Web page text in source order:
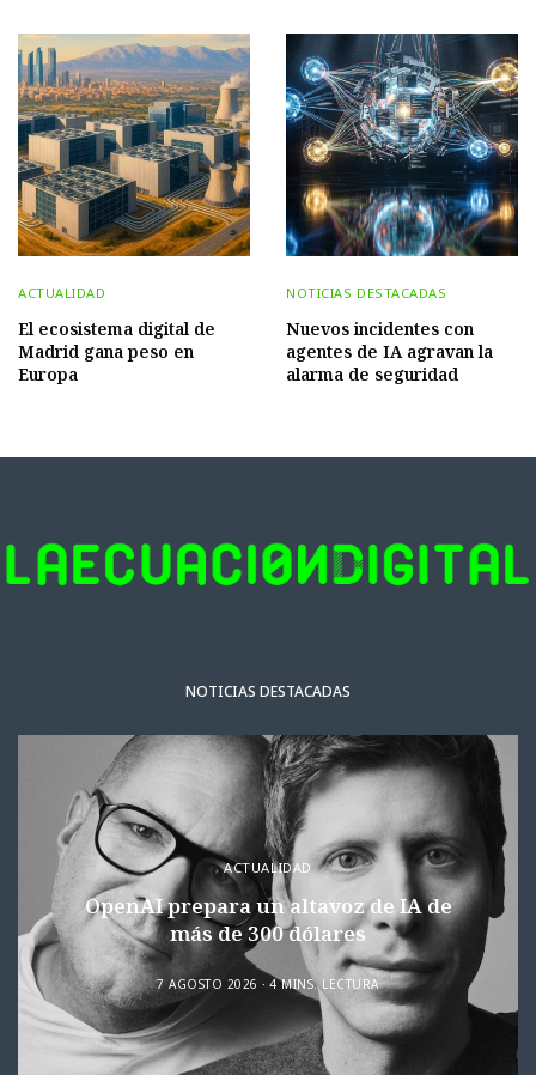
ACTUALIDAD
El ecosistema digital de
Madrid gana peso en
Europa
NOTICIAS DESTACADAS
Nuevos incidentes con
agentes de IA agravan la
alarma de seguridad
NOTICIAS DESTACADAS
ACTUALIDAD
OpenAI prepara un altavoz de IA de
más de 300 dólares
7 AGOSTO 2026 4 MINS. LECTURA